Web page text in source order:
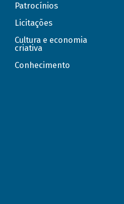
Patrocínios
Licitações
Cultura e economia
criativa
Conhecimento